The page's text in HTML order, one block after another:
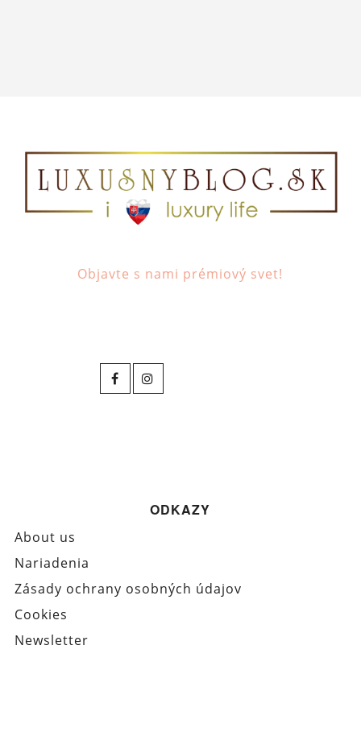
Objavte s nami prémiový svet!
ODKAZY
About us
Nariadenia
Zásady ochrany osobných údajov
Cookies
Newsletter